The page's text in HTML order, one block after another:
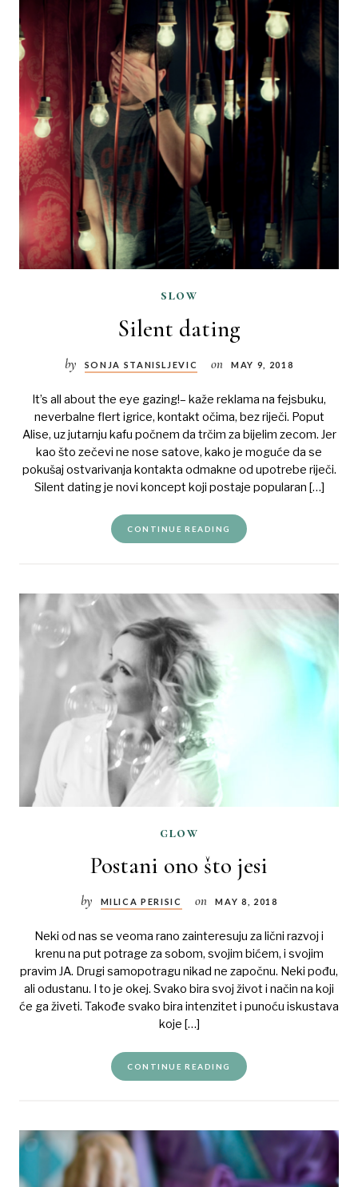
slow
Silent dating
by SONJA STANISLJEVIC on MAY 9, 2018
It’s all about the eye gazing!– kaže reklama na fejsbuku,
neverbalne flert igrice, kontakt očima, bez riječi. Poput
Alise, uz jutarnju kafu počnem da trčim za bijelim zecom. Jer
kao što zečevi ne nose satove, kako je moguće da se
pokušaj ostvarivanja kontakta odmakne od upotrebe riječi.
Silent dating je novi koncept koji postaje popularan […]
CONTINUE READING
glow
Postani ono što jesi
by MILICA PERISIC on MAY 8, 2018
Neki od nas se veoma rano zainteresuju za lični razvoj i
krenu na put potrage za sobom, svojim bićem, i svojim
pravim JA. Drugi samopotragu nikad ne započnu. Neki pođu,
ali odustanu. I to je okej. Svako bira svoj život i način na koji
će ga živeti. Takođe svako bira intenzitet i punoću iskustava
koje […]
CONTINUE READING